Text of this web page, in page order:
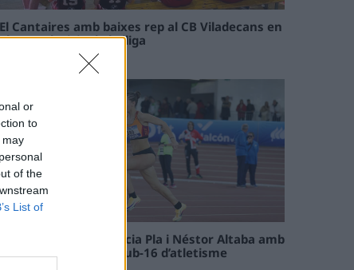
or
to
may
of the
List of
El Cantaires amb baixes rep al CB Viladecans en
el tram decisiu de la lliga
Paula Sintorres, Patrícia Pla i Néstor Altaba amb
la selecció catalana sub-16 d’atletisme